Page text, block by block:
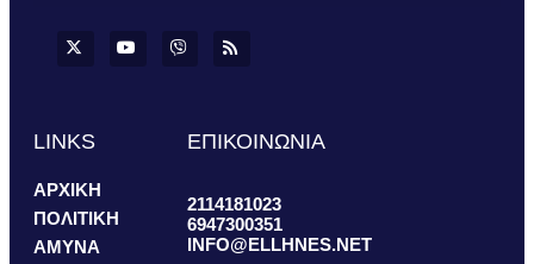
LINKS
ΑΡΧΙΚΗ
ΠΟΛΙΤΙΚΗ
ΑΜΥΝΑ
ΕΠΙΚΟΙΝΩΝΙΑ
2114181023
6947300351
INFO@ELLHNES.NET